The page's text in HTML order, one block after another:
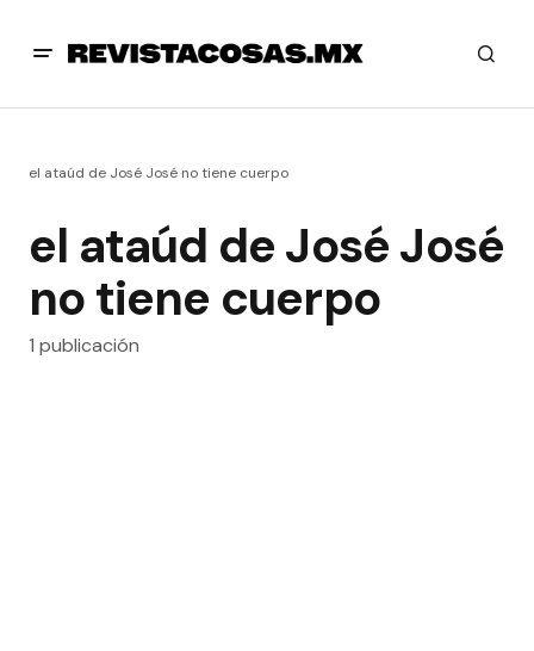
el ataúd de José José no tiene cuerpo
el ataúd de José José
no tiene cuerpo
1 publicación